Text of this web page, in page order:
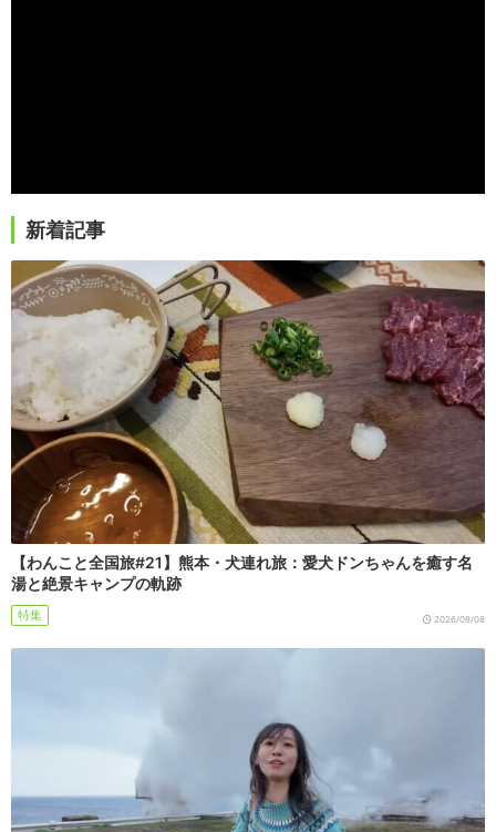
新着記事
【わんこと全国旅#21】熊本・犬連れ旅：愛犬ドンちゃんを癒す名
湯と絶景キャンプの軌跡
特集 2026/08/08